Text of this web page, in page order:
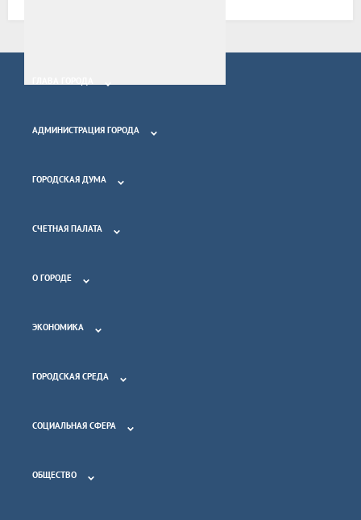
АДМИНИСТРАЦИЯ ГОРОДА
ГОРОДСКАЯ ДУМА
СЧЕТНАЯ ПАЛАТА
О ГОРОДЕ
ЭКОНОМИКА
ГОРОДСКАЯ СРЕДА
СОЦИАЛЬНАЯ СФЕРА
ОБЩЕСТВО